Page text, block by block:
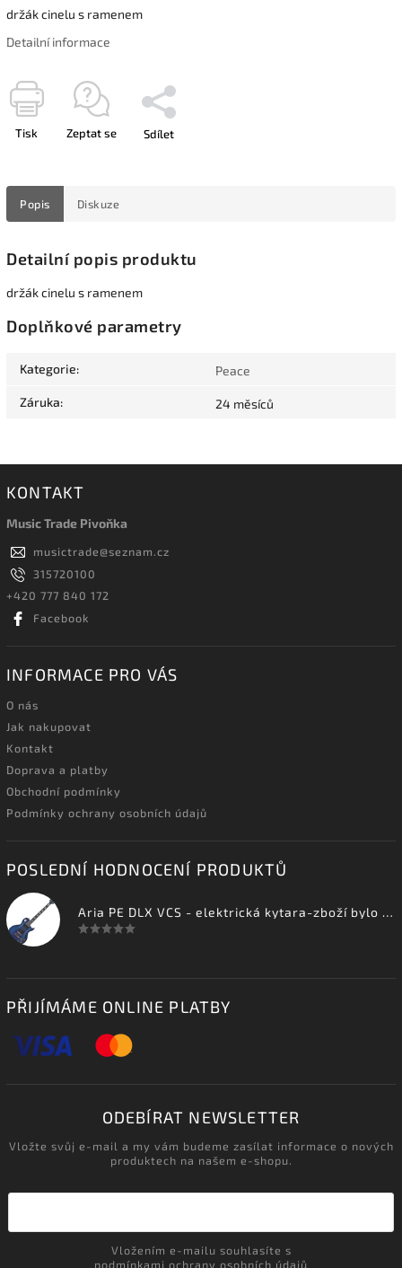
držák cinelu s ramenem
Detailní informace
Tisk Zeptat se Sdílet
Popis Diskuze
Detailní popis produktu
držák cinelu s ramenem
Doplňkové parametry
Kategorie: Peace
Záruka: 24 měsíců
KONTAKT
Music Trade Pivoňka
musictrade@seznam.cz
315720100
+420 777 840 172
Facebook
INFORMACE PRO VÁS
O nás
Jak nakupovat
Kontakt
Doprava a platby
Obchodní podmínky
Podmínky ochrany osobních údajů
POSLEDNÍ HODNOCENÍ PRODUKTŮ
Aria PE DLX VCS - elektrická kytara-zboží bylo vystaveno na prodejně
PŘIJÍMÁME ONLINE PLATBY
ODEBÍRAT NEWSLETTER
Vložte svůj e-mail a my vám budeme zasílat informace o nových
produktech na našem e-shopu.
podmínkami ochrany osobních údajů